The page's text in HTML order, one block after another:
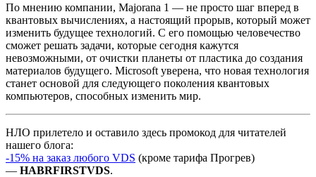
По мнению компании, Majorana 1 — не просто шаг вперед в
квантовых вычислениях, а настоящий прорыв, который может
изменить будущее технологий. С его помощью человечество
сможет решать задачи, которые сегодня кажутся
невозможными, от очистки планеты от пластика до создания
материалов будущего. Microsoft уверена, что новая технология
станет основой для следующего поколения квантовых
компьютеров, способных изменить мир.
НЛО прилетело и оставило здесь промокод для читателей
нашего блога:
-15% на заказ любого VDS (кроме тарифа Прогрев)
— HABRFIRSTVDS.